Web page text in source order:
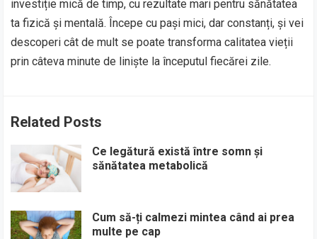
investiție mică de timp, cu rezultate mari pentru sănătatea
ta fizică și mentală. Începe cu pași mici, dar constanți, și vei
descoperi cât de mult se poate transforma calitatea vieții
prin câteva minute de liniște la începutul fiecărei zile.
Related Posts
Ce legătură există între somn și
sănătatea metabolică
Cum să-ți calmezi mintea când ai prea
multe pe cap